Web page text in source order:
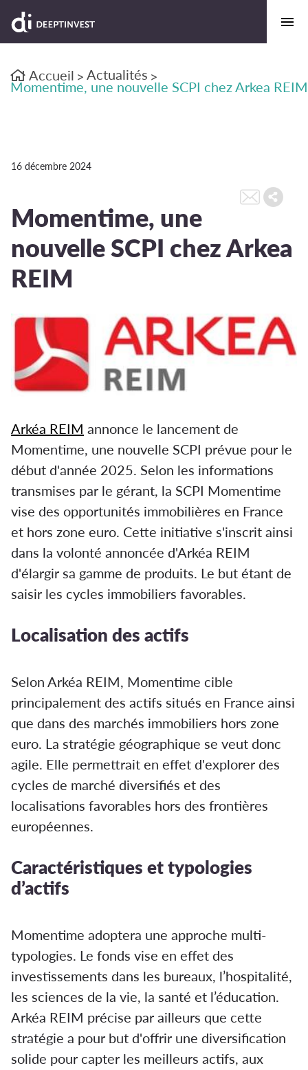
Accueil > Actualités >
Momentime, une nouvelle SCPI chez Arkea REIM
16 décembre 2024
Momentime, une
nouvelle SCPI chez Arkea
REIM
Arkéa REIM annonce le lancement de
Momentime, une nouvelle SCPI prévue pour le
début d'année 2025. Selon les informations
transmises par le gérant, la SCPI Momentime
vise des opportunités immobilières en France
et hors zone euro. Cette initiative s'inscrit ainsi
dans la volonté annoncée d'Arkéa REIM
d'élargir sa gamme de produits. Le but étant de
saisir les cycles immobiliers favorables.
Localisation des actifs
Selon Arkéa REIM, Momentime cible
principalement des actifs situés en France ainsi
que dans des marchés immobiliers hors zone
euro. La stratégie géographique se veut donc
agile. Elle permettrait en effet d'explorer des
cycles de marché diversifiés et des
localisations favorables hors des frontières
européennes.
Caractéristiques et typologies
d’actifs
Momentime adoptera une approche multi-
typologies. Le fonds vise en effet des
investissements dans les bureaux, l’hospitalité,
les sciences de la vie, la santé et l’éducation.
Arkéa REIM précise par ailleurs que cette
stratégie a pour but d'offrir une diversification
solide pour capter les meilleurs actifs, aux